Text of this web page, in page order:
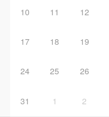
10 11 12
17 18 19
24 25 26
31 1 2